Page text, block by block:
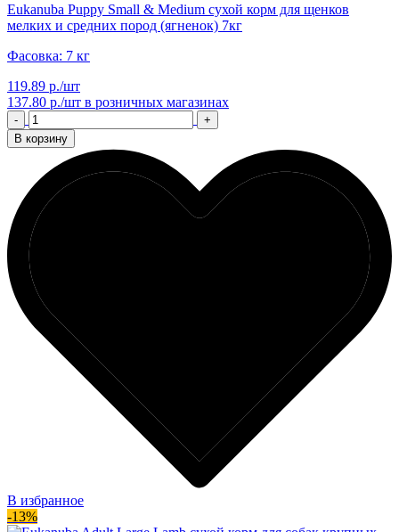
Eukanuba Puppy Small & Medium сухой корм для щенков
мелких и средних пород (ягненок) 7кг
Фасовка: 7 кг
119.89 р./шт
137.80 р./шт в розничных магазинах
-
+
В корзину
В избранное
-13%